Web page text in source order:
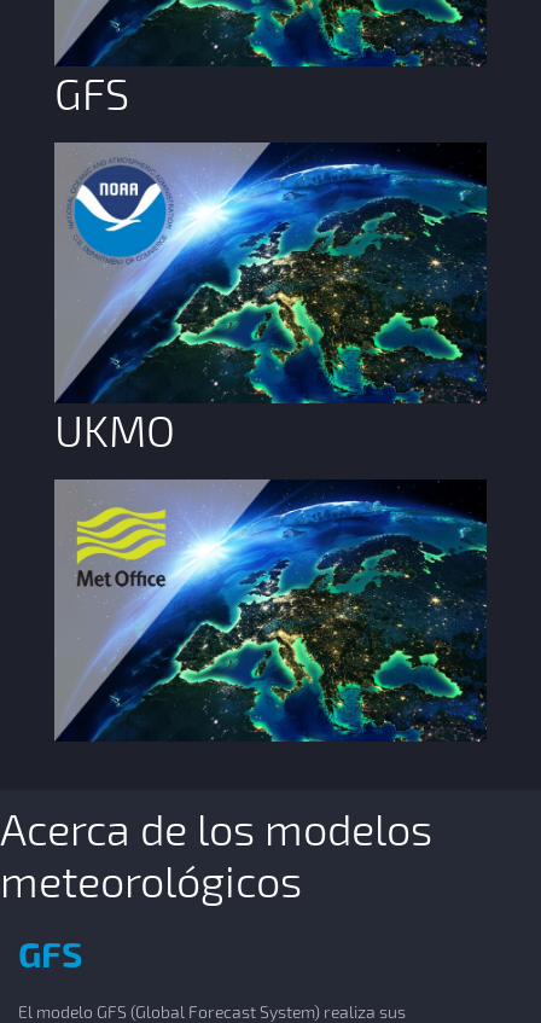
GFS
UKMO
Acerca de los modelos
meteorológicos
GFS
El modelo GFS (Global Forecast System) realiza sus